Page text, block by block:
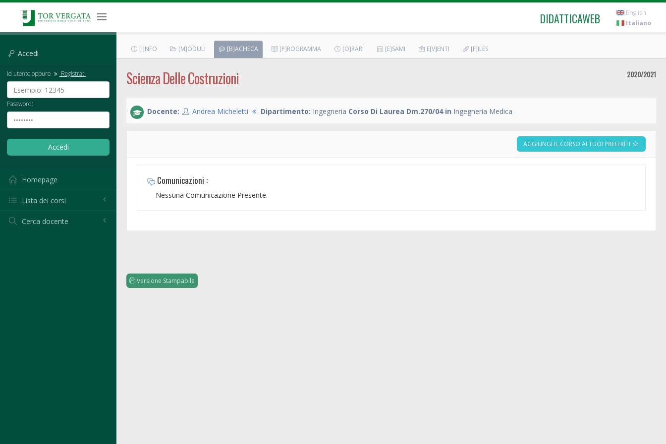
DIDATTICAWEB
English
Italiano
Accedi
Id utente oppure Registrati
Password:
Homepage
Lista dei corsi
Cerca docente
[I]NFO [M]ODULI [B]ACHECA [P]ROGRAMMA [O]RARI [E]SAMI E[V]ENTI [F]ILES
Scienza Delle Costruzioni 2020/2021
Docente: Andrea Micheletti Dipartimento: Ingegneria Corso Di Laurea Dm.270/04 in Ingegneria Medica
AGGIUNGI IL CORSO AI TUOI PREFERITI
Comunicazioni :
Nessuna Comunicazione Presente.
Versione Stampabile